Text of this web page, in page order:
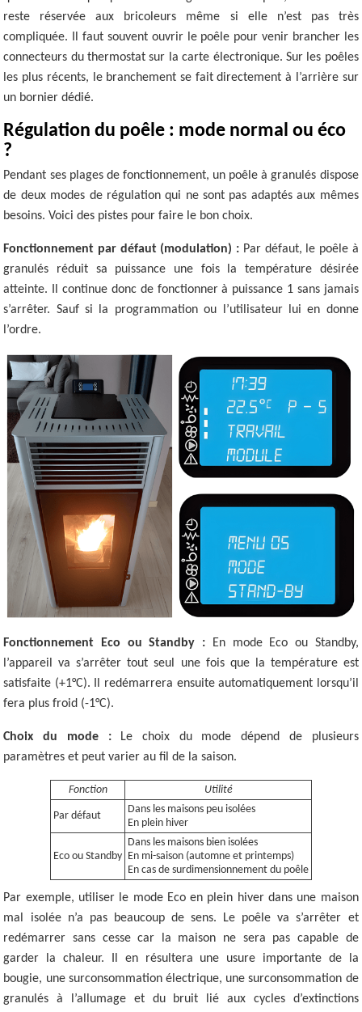
reste réservée aux bricoleurs même si elle n’est pas très
compliquée. Il faut souvent ouvrir le poêle pour venir brancher les
connecteurs du thermostat sur la carte électronique. Sur les poêles
les plus récents, le branchement se fait directement à l’arrière sur
un bornier dédié.
Régulation du poêle : mode normal ou éco
?
Pendant ses plages de fonctionnement, un poêle à granulés dispose
de deux modes de régulation qui ne sont pas adaptés aux mêmes
besoins. Voici des pistes pour faire le bon choix.
Fonctionnement par défaut (modulation) : Par défaut, le poêle à
granulés réduit sa puissance une fois la température désirée
atteinte. Il continue donc de fonctionner à puissance 1 sans jamais
s’arrêter. Sauf si la programmation ou l’utilisateur lui en donne
l’ordre.
Fonctionnement Eco ou Standby : En mode Eco ou Standby,
l’appareil va s’arrêter tout seul une fois que la température est
satisfaite (+1°C). Il redémarrera ensuite automatiquement lorsqu’il
fera plus froid (-1°C).
Choix du mode :Le choix du mode dépend de plusieurs
paramètres et peut varier au fil de la saison.
Fonction Utilité
Par défaut
Dans les maisons peu isolées
En plein hiver
Eco ou Standby
Dans les maisons bien isolées
En mi-saison (automne et printemps)
En cas de surdimensionnement du poêle
Par exemple, utiliser le mode Eco en plein hiver dans une maison
mal isolée n’a pas beaucoup de sens. Le poêle va s’arrêter et
redémarrer sans cesse car la maison ne sera pas capable de
garder la chaleur. Il en résultera une usure importante de la
bougie, une surconsommation électrique, une surconsommation de
granulés à l’allumage et du bruit lié aux cycles d’extinctions